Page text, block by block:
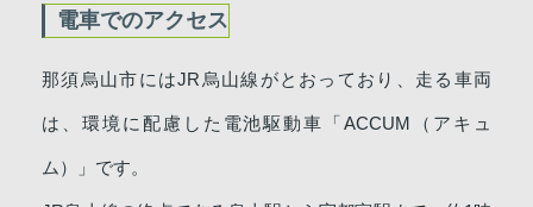
電車でのアクセス
那須烏山市にはJR烏山線がとおっており、走る車両
は、環境に配慮した電池駆動車「ACCUM（アキュ
ム）」です。